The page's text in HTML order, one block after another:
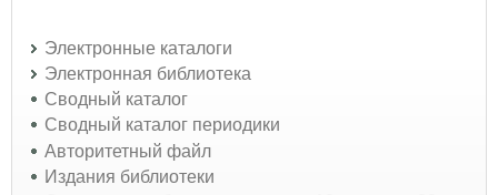
Электронные каталоги
Электронная библиотека
Сводный каталог
Сводный каталог периодики
Авторитетный файл
Издания библиотеки